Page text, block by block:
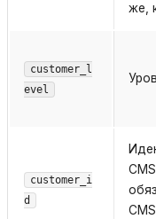
же,
customer_l
evel
customer_i
d